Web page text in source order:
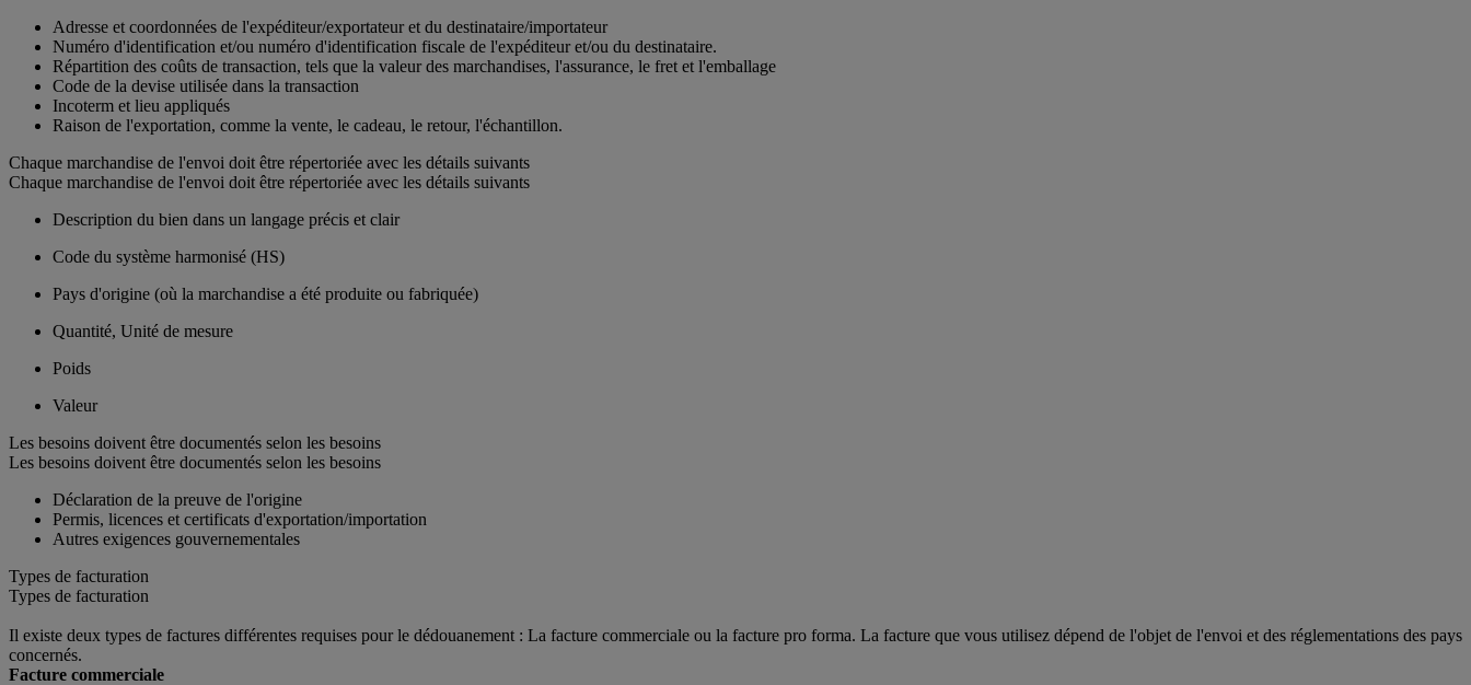
Adresse et coordonnées de l'expéditeur/exportateur et du destinataire/importateur
Numéro d'identification et/ou numéro d'identification fiscale de l'expéditeur et/ou du destinataire.
Répartition des coûts de transaction, tels que la valeur des marchandises, l'assurance, le fret et l'emballage
Code de la devise utilisée dans la transaction
Incoterm et lieu appliqués
Raison de l'exportation, comme la vente, le cadeau, le retour, l'échantillon.
Chaque marchandise de l'envoi doit être répertoriée avec les détails suivants
Chaque marchandise de l'envoi doit être répertoriée avec les détails suivants
Description du bien dans un langage précis et clair
Code du système harmonisé (HS)
Pays d'origine (où la marchandise a été produite ou fabriquée)
Quantité, Unité de mesure
Poids
Valeur
Les besoins doivent être documentés selon les besoins
Les besoins doivent être documentés selon les besoins
Déclaration de la preuve de l'origine
Permis, licences et certificats d'exportation/importation
Autres exigences gouvernementales
Types de facturation
Types de facturation
Il existe deux types de factures différentes requises pour le dédouanement : La facture commerciale ou la facture pro forma. La facture que vous utilisez dépend de l'objet de l'envoi et des réglementations des pays
concernés.
Facture commerciale